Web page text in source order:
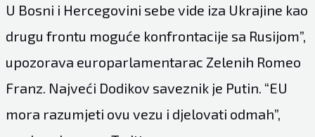
U Bosni i Hercegovini sebe vide iza Ukrajine kao
drugu frontu moguće konfrontacije sa Rusijom”,
upozorava europarlamentarac Zelenih Romeo
Franz. Najveći Dodikov saveznik je Putin. “EU
mora razumjeti ovu vezu i djelovati odmah”,